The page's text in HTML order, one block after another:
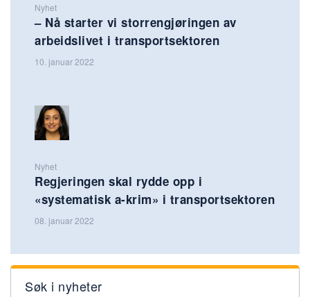
Nyhet
– Nå starter vi storrengjøringen av
arbeidslivet i transportsektoren
10. januar 2022
Nyhet
Regjeringen skal rydde opp i
«systematisk a-krim» i transportsektoren
08. januar 2022
Søk i nyheter